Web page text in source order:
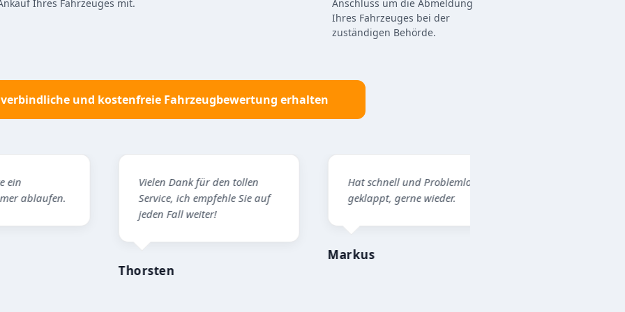
Ihres Fahrzeuges mit.
Anschluss um die Abmeldung
Ihres Fahrzeuges bei der
zuständigen Behörde.
und kostenfreie Fahrzeugbewertung erhalten
Vielen Dank für den tollen
Service, ich empfehle Sie auf
jeden Fall weiter!
Thorsten
Hat schnell und Problemlos
geklappt, gerne wieder.